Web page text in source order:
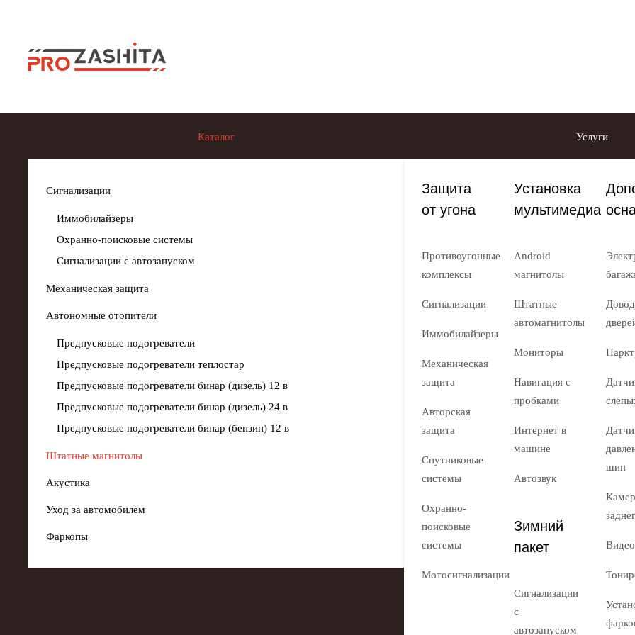
Каталог
Сигнализации
Иммобилайзеры
Охранно-поисковые системы
Сигнализации с автозапуском
Механическая защита
Автономные отопители
Предпусковые подогреватели
Предпусковые подогреватели теплостар
Предпусковые подогреватели бинар (дизель) 12 в
Предпусковые подогреватели бинар (дизель) 24 в
Предпусковые подогреватели бинар (бензин) 12 в
Штатные магнитолы
Акустика
Уход за автомобилем
Фаркопы
Услуги
Защита
от угона
Противоугонные
комплексы
Сигнализации
Иммобилайзеры
Механическая
защита
Авторская
защита
Спутниковые
системы
Охранно-
поисковые
системы
Мотосигнализации
Установка
мультимедиа
Android
магнитолы
Штатные
автомагнитолы
Мониторы
Навигация с
пробками
Интернет в
машине
Автозвук
Зимний
пакет
Сигнализации
с
автозапуском
шин